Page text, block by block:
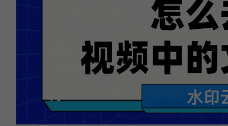
频
转
字
方
法
给
你！